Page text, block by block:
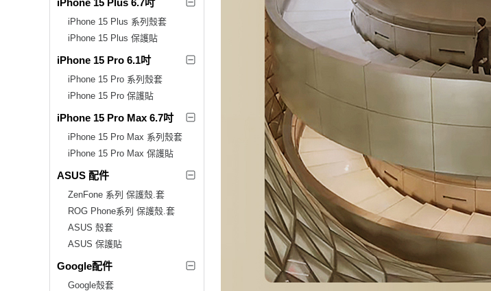
iPhone 15 Plus 系列殼套
iPhone 15 Plus 保護貼
iPhone 15 Pro 6.1吋
iPhone 15 Pro 系列殼套
iPhone 15 Pro 保護貼
iPhone 15 Pro Max 6.7吋
iPhone 15 Pro Max 系列殼套
iPhone 15 Pro Max 保護貼
ASUS 配件
ZenFone 系列 保護殼.套
ROG Phone系列 保護殼.套
ASUS 殼套
ASUS 保護貼
Google配件
Google殼套